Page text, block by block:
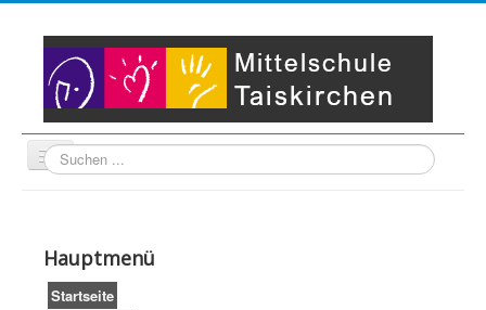
Suche
Impressum
Hauptmenü
Startseite